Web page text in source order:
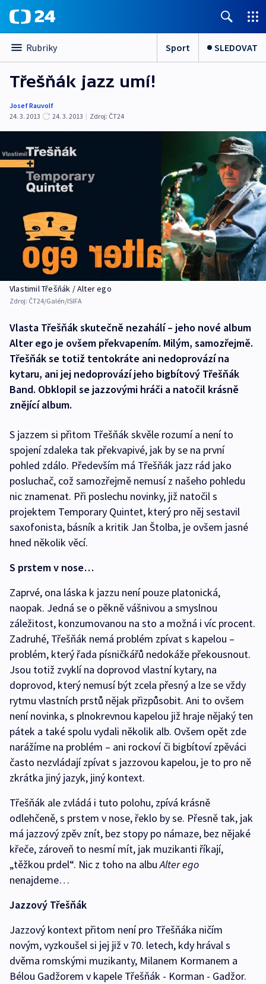
Rubriky Sport SLEDOVAT
Třešňák jazz umí!
Josef Rauvolf
24. 3. 2013
24. 3. 2013 | Zdroj: ČT24
Vlastimil Třešňák / Alter ego
Zdroj: ČT24/Galén/ISIFA
Vlasta Třešňák skutečně nezahálí – jeho nové album
Alter ego je ovšem překvapením. Milým, samozřejmě.
Třešňák se totiž tentokráte ani nedoprovází na
kytaru, ani jej nedoprovází jeho bigbítový Třešňák
Band. Obklopil se jazzovými hráči a natočil krásně
znějící album.
S jazzem si přitom Třešňák skvěle rozumí a není to
spojení zdaleka tak překvapivé, jak by se na první
pohled zdálo. Především má Třešňák jazz rád jako
posluchač, což samozřejmě nemusí z našeho pohledu
nic znamenat. Při poslechu novinky, již natočil s
projektem Temporary Quintet, který pro něj sestavil
saxofonista, básník a kritik Jan Štolba, je ovšem jasné
hned několik věcí.
S prstem v nose…
Zaprvé, ona láska k jazzu není pouze platonická,
naopak. Jedná se o pěkně vášnivou a smyslnou
záležitost, konzumovanou na sto a možná i víc procent.
Zadruhé, Třešňák nemá problém zpívat s kapelou –
problém, který řada písničkářů nedokáže překousnout.
Jsou totiž zvyklí na doprovod vlastní kytary, na
doprovod, který nemusí být zcela přesný a lze se vždy
rytmu vlastních prstů nějak přizpůsobit. Ani to ovšem
není novinka, s plnokrevnou kapelou již hraje nějaký ten
pátek a také spolu vydali několik alb. Ovšem opět zde
narážíme na problém – ani rockoví či bigbítoví zpěváci
často nezvládají zpívat s jazzovou kapelou, je to pro ně
zkrátka jiný jazyk, jiný kontext.
Třešňák ale zvládá i tuto polohu, zpívá krásně
odlehčeně, s prstem v nose, řeklo by se. Přesně tak, jak
má jazzový zpěv znít, bez stopy po námaze, bez nějaké
křeče, zároveň to nesmí mít, jak muzikanti říkají,
„těžkou prdel“. Nic z toho na albuAlter ego
nenajdeme…
Jazzový Třešňák
Jazzový kontext přitom není pro Třešňáka ničím
novým, vyzkoušel si jej již v 70. letech, kdy hrával s
dvěma romskými muzikanty, Milanem Kormanem a
Bélou Gadžorem v kapele Třešňák - Korman - Gadžor.